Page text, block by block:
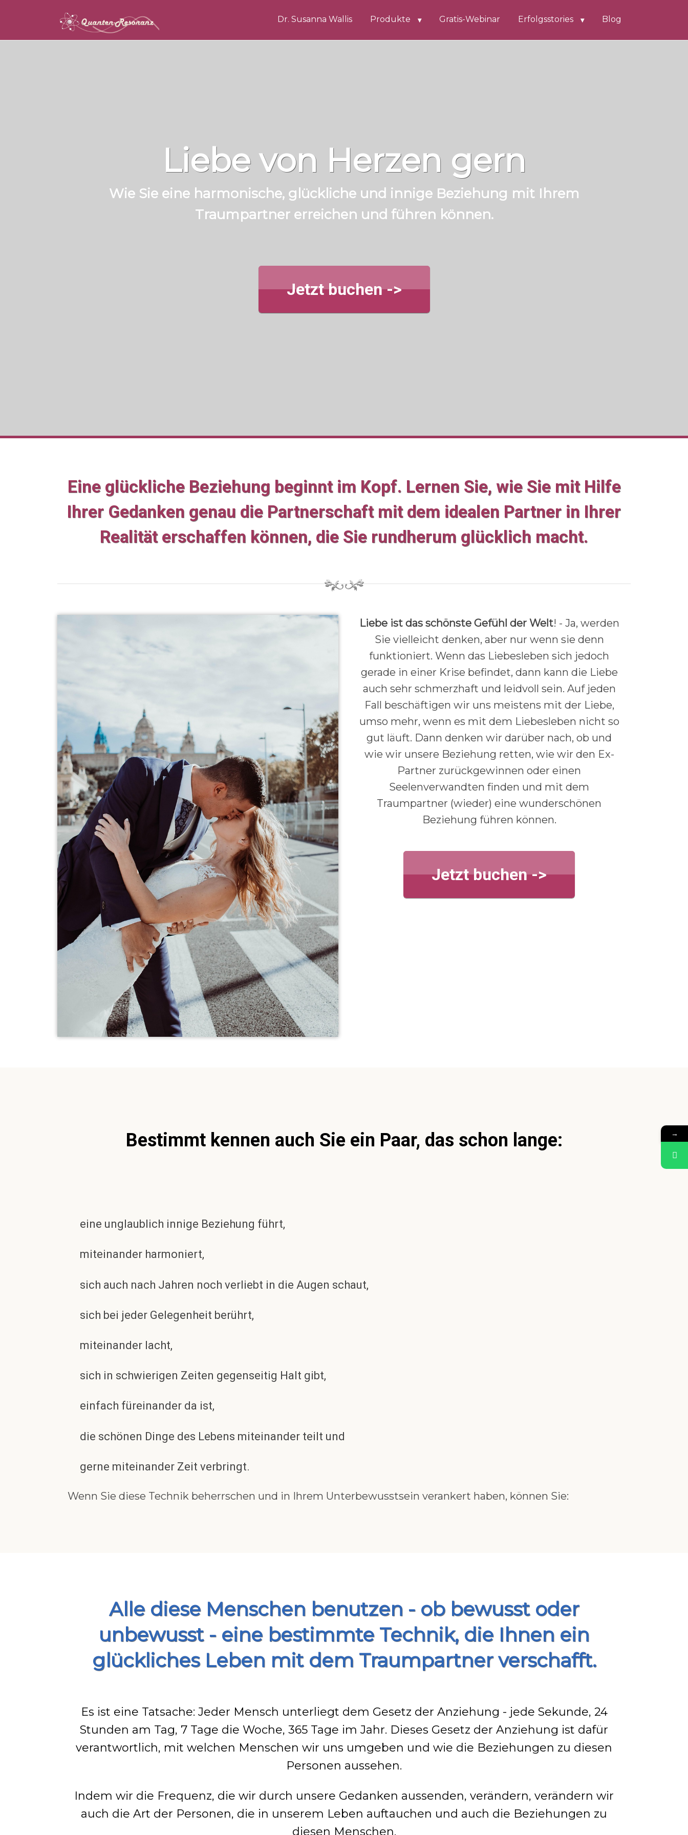
Dr. Susanna Wallis Produkte Gratis-Webinar Erfolgsstories Blog
Liebe von Herzen gern
Wie Sie eine harmonische, glückliche und innige Beziehung mit Ihrem
Traumpartner erreichen und führen können.
Jetzt buchen ->
Eine glückliche Beziehung beginnt im Kopf. Lernen Sie, wie Sie mit Hilfe
Ihrer Gedanken genau die Partnerschaft mit dem idealen Partner in Ihrer
Realität erschaffen können, die Sie rundherum glücklich macht.
Liebe ist das schönste Gefühl der Welt! - Ja, werden
Sie vielleicht denken, aber nur wenn sie denn
funktioniert. Wenn das Liebesleben sich jedoch
gerade in einer Krise befindet, dann kann die Liebe
auch sehr schmerzhaft und leidvoll sein. Auf jeden
Fall beschäftigen wir uns meistens mit der Liebe,
umso mehr, wenn es mit dem Liebesleben nicht so
gut läuft. Dann denken wir darüber nach, ob und
wie wir unsere Beziehung retten, wie wir den Ex-
Partner zurückgewinnen oder einen
Seelenverwandten finden und mit dem
Traumpartner (wieder) eine wunderschönen
Beziehung führen können.
Jetzt buchen ->
Bestimmt kennen auch Sie ein Paar, das schon lange:
eine unglaublich innige Beziehung führt,
miteinander harmoniert,
sich auch nach Jahren noch verliebt in die Augen schaut,
sich bei jeder Gelegenheit berührt,
miteinander lacht,
sich in schwierigen Zeiten gegenseitig Halt gibt,
einfach füreinander da ist,
die schönen Dinge des Lebens miteinander teilt und
gerne miteinander Zeit verbringt.
Wenn Sie diese Technik beherrschen und in Ihrem Unterbewusstsein verankert haben, können Sie:
Alle diese Menschen benutzen - ob bewusst oder
unbewusst - eine bestimmte Technik, die Ihnen ein
glückliches Leben mit dem Traumpartner verschafft.
Es ist eine Tatsache: Jeder Mensch unterliegt dem Gesetz der Anziehung - jede Sekunde, 24
Stunden am Tag, 7 Tage die Woche, 365 Tage im Jahr. Dieses Gesetz der Anziehung ist dafür
verantwortlich, mit welchen Menschen wir uns umgeben und wie die Beziehungen zu diesen
Personen aussehen.
Indem wir die Frequenz, die wir durch unsere Gedanken aussenden, verändern, verändern wir
auch die Art der Personen, die in unserem Leben auftauchen und auch die Beziehungen zu
diesen Menschen.
→